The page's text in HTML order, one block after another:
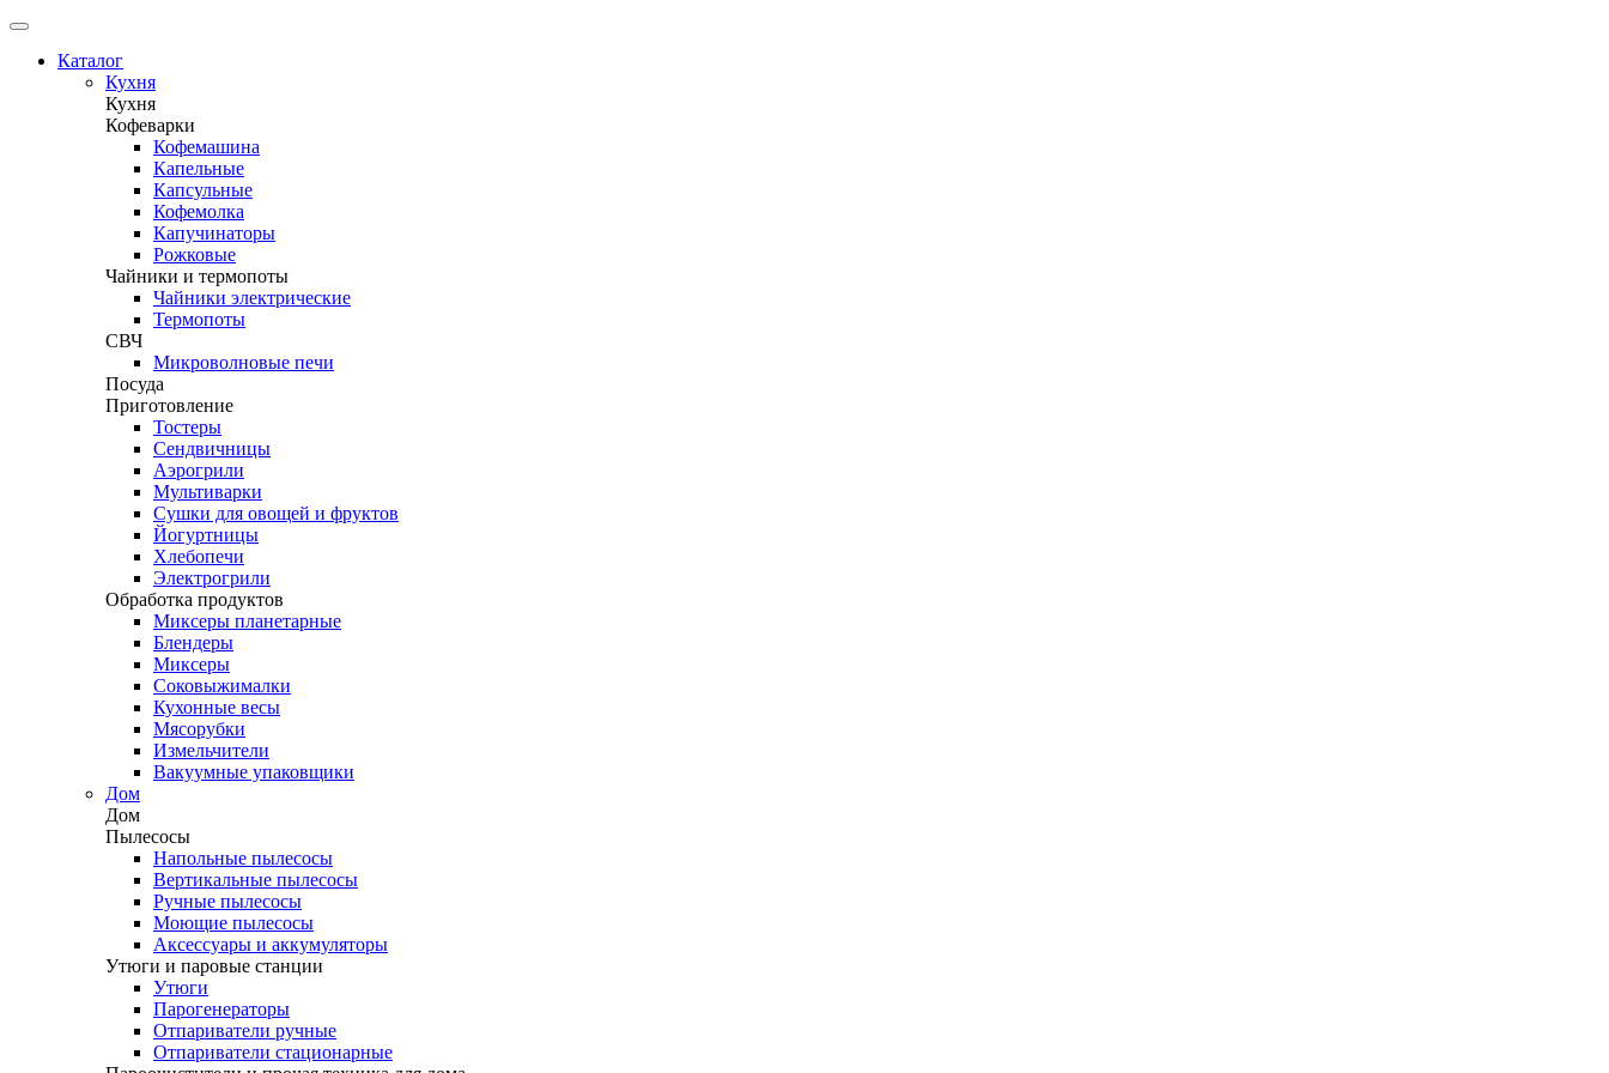
Каталог
Кухня
Кухня
Кофеварки
Кофемашина
Капельные
Капсульные
Кофемолка
Капучинаторы
Рожковые
Чайники и термопоты
Чайники электрические
Термопоты
СВЧ
Микроволновые печи
Посуда
Приготовление
Тостеры
Сендвичницы
Аэрогрили
Мультиварки
Сушки для овощей и фруктов
Йогуртницы
Хлебопечи
Электрогрили
Обработка продуктов
Миксеры планетарные
Блендеры
Миксеры
Соковыжималки
Кухонные весы
Мясорубки
Измельчители
Вакуумные упаковщики
Дом
Дом
Пылесосы
Напольные пылесосы
Вертикальные пылесосы
Ручные пылесосы
Моющие пылесосы
Аксессуары и аккумуляторы
Утюги и паровые станции
Утюги
Парогенераторы
Отпариватели ручные
Отпариватели стационарные